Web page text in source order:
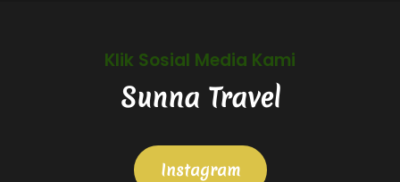
Klik Sosial Media Kami
Sunna Travel
Instagram